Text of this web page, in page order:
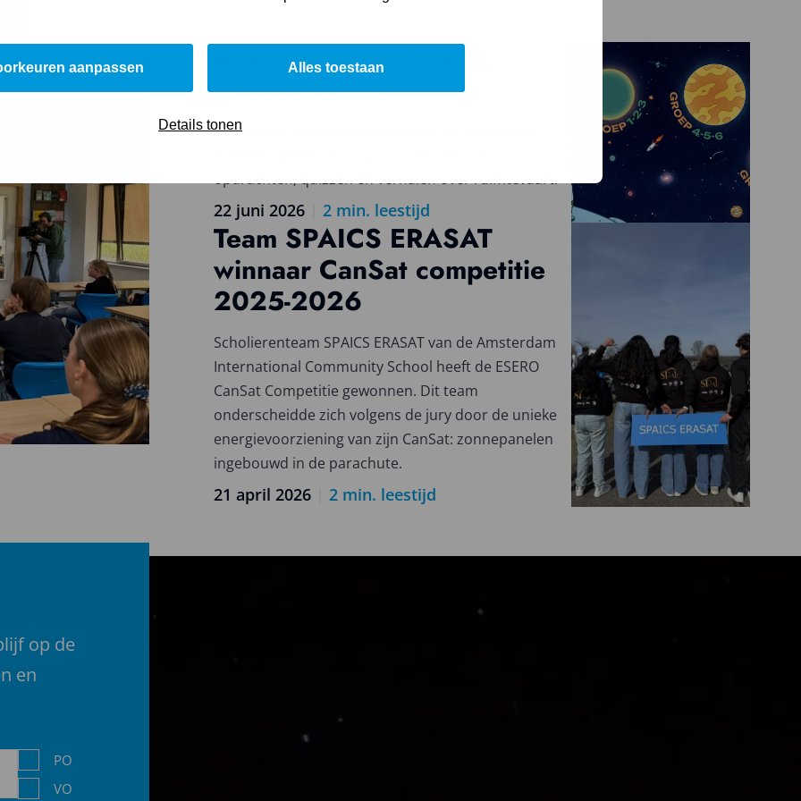
aanpassen Alles toestaan
Details tonen
Ruimtevaart in de klas,
gewoon online
Ontdek het nieuwe interactieve lesmateriaal van
opdrachten, quizzen en verhalen over ruimtevaart.
22 juni 2026 2 min. leestijd
over
in
klas,
gewoon
online
Team SPAICS ERASAT
winnaar CanSat competitie
2025-2026
Scholierenteam SPAICS ERASAT van de Amsterdam
International Community School heeft de ESERO
CanSat Competitie gewonnen. Dit team
onderscheidde zich volgens de jury door de unieke
energievoorziening van zijn CanSat: zonnepanelen
ingebouwd in de parachute.
21 april 2026 2 min. leestijd
Lees
meer
over
Team
ERASAT
winnaar
CanSat
competitie
2025-
2026
op de
en
Niveau
PO
VO